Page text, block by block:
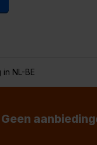
in NL-BE
Geen